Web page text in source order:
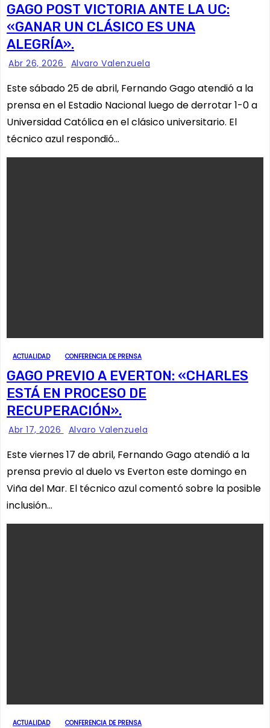
GAGO POST VICTORIA ANTE LA UC:
«GANAR UN CLÁSICO ES UNA
ALEGRÍA».
Abr 26, 2026 Alvaro Valenzuela
Este sábado 25 de abril, Fernando Gago atendió a la
prensa en el Estadio Nacional luego de derrotar 1-0 a
Universidad Católica en el clásico universitario. El
técnico azul respondió…
ACTUALIDAD CONFERENCIA DE PRENSA
GAGO PREVIO A EVERTON: «CHARLES
ESTÁ EN PROCESO DE
RECUPERACIÓN».
Abr 17, 2026 Alvaro Valenzuela
Este viernes 17 de abril, Fernando Gago atendió a la
prensa previo al duelo vs Everton este domingo en
Viña del Mar. El técnico azul comentó sobre la posible
inclusión…
ACTUALIDAD CONFERENCIA DE PRENSA